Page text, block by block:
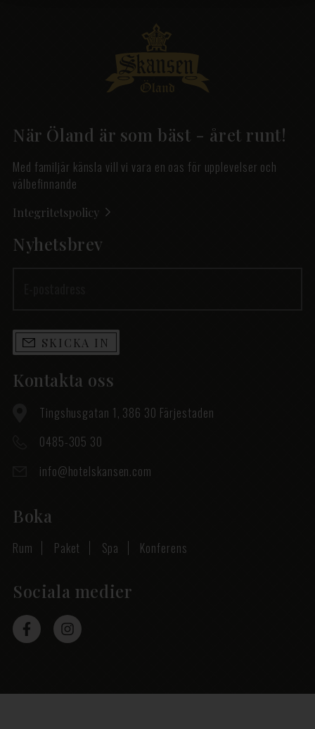
När Öland är som bäst - året runt!
Med familjär känsla vill vi vara en oas för upplevelser och
välbefinnande
Integritetspolicy
Nyhetsbrev
SKICKA IN
Kontakta oss
Tingshusgatan 1, 386 30 Färjestaden
0485-305 30
info@hotelskansen.com
Boka
Rum Paket Spa Konferens
Sociala medier